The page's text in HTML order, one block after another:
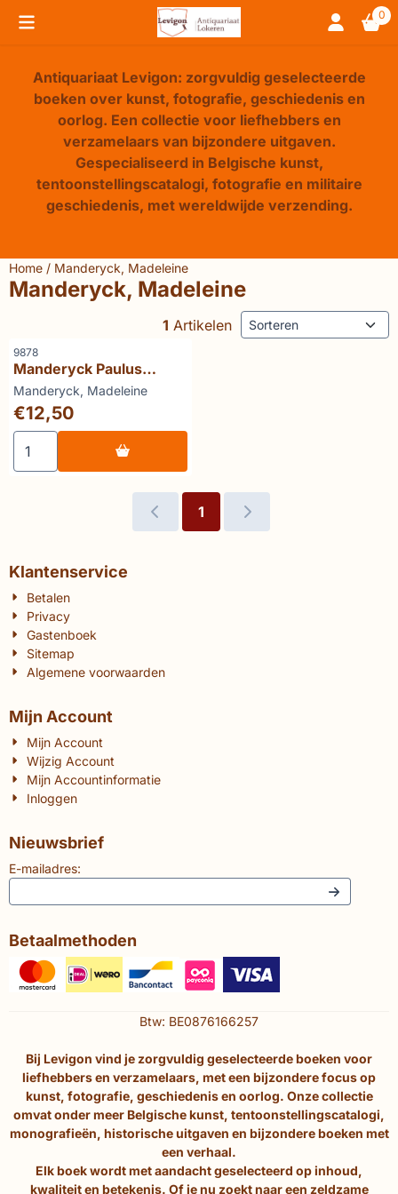
Cookievoorkeuren zijn beschikbaar. Kies instellingen of 0
Antiquariaat Levigon: zorgvuldig geselecteerde
boeken over kunst, fotografie, geschiedenis en
oorlog. Een collectie voor liefhebbers en
verzamelaars van bijzondere uitgaven.
Gespecialiseerd in Belgische kunst,
tentoonstellingscatalogi, fotografie en militaire
geschiedenis, met wereldwijde verzending.
Home / Manderyck, Madeleine
Manderyck, Madeleine
1 Artikelen Sorteermethode
Artikelnummer
9878
Manderyck Paulus
gestenigd en Paulus
gegeseld
Merk:
Manderyck, Madeleine
Prijs: 12,50
€12,50
Aantal kiezen voor Manderyck Paulus gestenigd en
1
Klantenservice
Betalen
Privacy
Gastenboek
Sitemap
Algemene voorwaarden
Mijn Account
Mijn Account
Wijzig Account
Mijn Accountinformatie
Inloggen
Nieuwsbrief
E-mailadres:
Betaalmethoden
Btw: BE0876166257
Bij Levigon vind je zorgvuldig geselecteerde boeken voor
liefhebbers en verzamelaars, met een bijzondere focus op
kunst, fotografie, geschiedenis en oorlog. Onze collectie
omvat onder meer Belgische kunst, tentoonstellingscatalogi,
monografieën, historische uitgaven en bijzondere boeken met
een verhaal.
Elk boek wordt met aandacht geselecteerd op inhoud,
kwaliteit en betekenis. Of je nu zoekt naar een zeldzame